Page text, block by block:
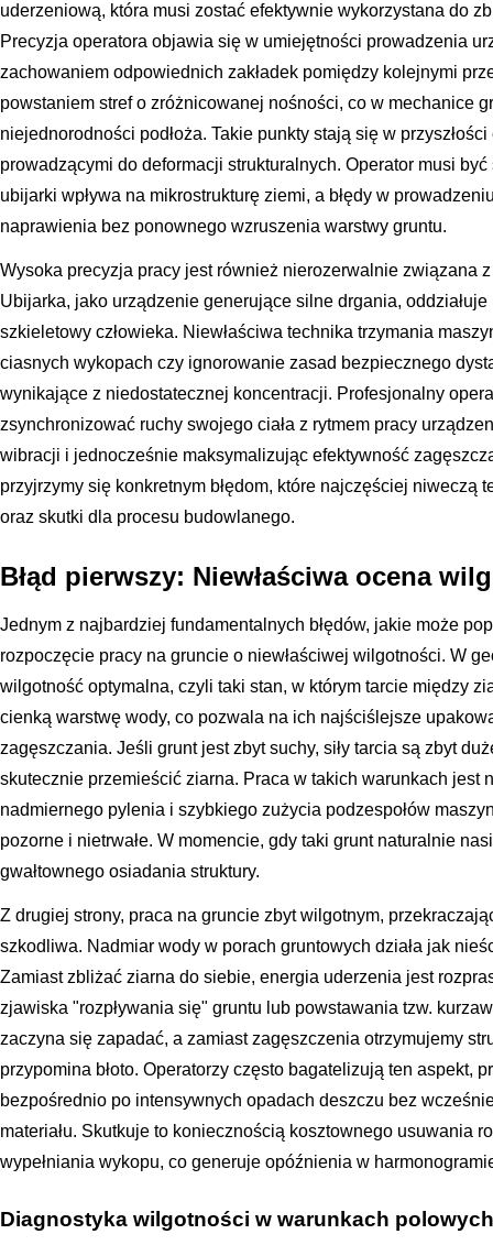
uderzeniową, która musi zostać efektywnie wykorzystana do
Precyzja operatora objawia się w umiejętności prowadzenia
zachowaniem odpowiednich zakładek pomiędzy kolejnymi
powstaniem stref o zróżnicowanej nośności, co w mechanice
niejednorodności podłoża. Takie punkty stają się w
prowadzącymi do deformacji strukturalnych. Operator musi
ubijarki wpływa na mikrostrukturę ziemi, a błędy w
naprawienia bez ponownego wzruszenia warstwy gruntu.
Wysoka precyzja pracy jest również nierozerwalnie związana
Ubijarka, jako urządzenie generujące silne drgania,
szkieletowy człowieka. Niewłaściwa technika trzymania
ciasnych wykopach czy ignorowanie zasad bezpiecznego
wynikające z niedostatecznej koncentracji. Profesjonalny
zsynchronizować ruchy swojego ciała z rytmem pracy
wibracji i jednocześnie maksymalizując efektywność
przyjrzymy się konkretnym błędom, które najczęściej niweczą
oraz skutki dla procesu budowlanego.
Błąd pierwszy: Niewłaściwa ocena
Jednym z najbardziej fundamentalnych błędów, jakie może
rozpoczęcie pracy na gruncie o niewłaściwej wilgotności. W
wilgotność optymalna, czyli taki stan, w którym tarcie między
cienką warstwę wody, co pozwala na ich najściślejsze
zagęszczania. Jeśli grunt jest zbyt suchy, siły tarcia są zbyt
skutecznie przemieścić ziarna. Praca w takich warunkach jest
nadmiernego pylenia i szybkiego zużycia podzespołów
pozorne i nietrwałe. W momencie, gdy taki grunt naturalnie
gwałtownego osiadania struktury.
Z drugiej strony, praca na gruncie zbyt wilgotnym,
szkodliwa. Nadmiar wody w porach gruntowych działa jak
Zamiast zbliżać ziarna do siebie, energia uderzenia jest
zjawiska "rozpływania się" gruntu lub powstawania tzw.
zaczyna się zapadać, a zamiast zagęszczenia otrzymujemy
przypomina błoto. Operatorzy często bagatelizują ten aspekt,
bezpośrednio po intensywnych opadach deszczu bez
materiału. Skutkuje to koniecznością kosztownego usuwania
wypełniania wykopu, co generuje opóźnienia w
Diagnostyka wilgotności w warunkach polowych